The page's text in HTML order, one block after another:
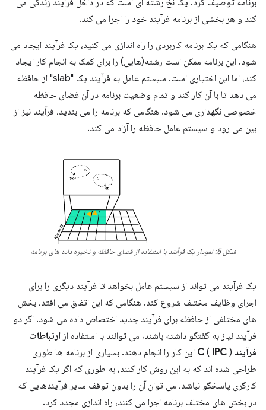
برنامه توصیف کرد. یک نخ رشته ای است که در داخل فرآیند زندگی می
کند و هر بخشی از برنامه فرآیند خود را اجرا می کند.
هنگامی که یک برنامه کاربردی را راه اندازی می کنید، یک فرآیند ایجاد می
شود. این برنامه ممکن است رشته(هایی) را برای کمک به انجام کار ایجاد
کند، اما این اختیاری است. سیستم عامل به فرآیند یک "slab" از حافظه
می دهد تا با آن کار کند و تمام وضعیت برنامه در آن فضای حافظه
خصوصی نگهداری می شود. هنگامی که برنامه را می بندید، فرآیند نیز از
بین می رود و سیستم عامل حافظه را آزاد می کند.
شکل 5: نمودار یک فرآیند با استفاده از فضای حافظه و ذخیره داده های برنامه
یک فرآیند می تواند از سیستم عامل بخواهد تا فرآیند دیگری را برای
اجرای وظایف مختلف شروع کند. هنگامی که این اتفاق می افتد، بخش
های مختلفی از حافظه برای فرآیند جدید اختصاص داده می شود. اگر دو
فرآیند نیاز به گفتگو داشته باشند، می توانند با استفاده از ارتباطات
فرآیند
C ( IPC
) این کار را انجام دهند. بسیاری از برنامه ها طوری
طراحی شده اند که به این روش کار کنند، به طوری که اگر یک فرآیند
کارگری پاسخگو نباشد، می توان آن را بدون توقف سایر فرآیندهایی که
در بخش های مختلف برنامه اجرا می کنند، راه اندازی مجدد کرد.